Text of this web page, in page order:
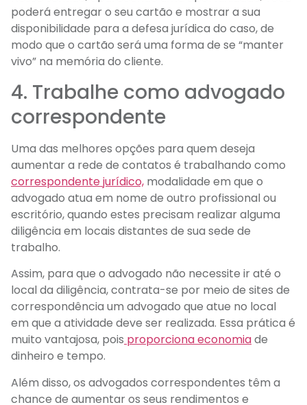
poderá entregar o seu cartão e mostrar a sua
disponibilidade para a defesa jurídica do caso, de
modo que o cartão será uma forma de se “manter
vivo” na memória do cliente.
4. Trabalhe como advogado
correspondente
Uma das melhores opções para quem deseja
aumentar a rede de contatos é trabalhando como
correspondente jurídico, modalidade em que o
advogado atua em nome de outro profissional ou
escritório, quando estes precisam realizar alguma
diligência em locais distantes de sua sede de
trabalho.
Assim, para que o advogado não necessite ir até o
local da diligência, contrata-se por meio de sites de
correspondência um advogado que atue no local
em que a atividade deve ser realizada. Essa prática é
muito vantajosa, pois proporciona economiade
dinheiro e tempo.
Além disso, os advogados correspondentes têm a
chance de aumentar os seus rendimentos e